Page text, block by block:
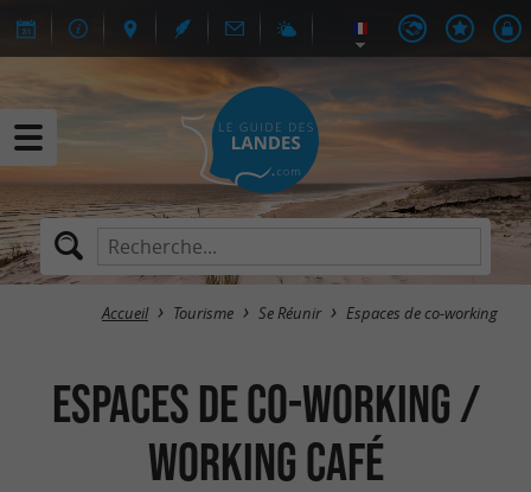
Accueil Tourisme Se Réunir Espaces de co-working
Espaces de co-working /
Working Café